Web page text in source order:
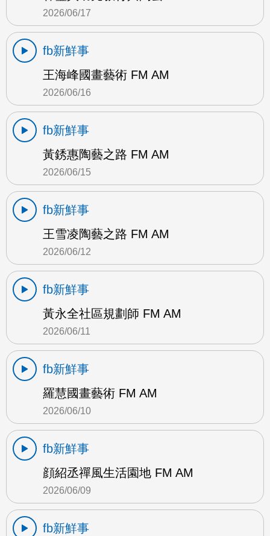
2026/06/17
fb新鮮事
王海峰國畫藝術 FM AM
2026/06/16
fb新鮮事
黃銹惠陶藝之路 FM AM
2026/06/15
fb新鮮事
王雪凌陶藝之路 FM AM
2026/06/12
fb新鮮事
黃永全社區規劃師 FM AM
2026/06/11
fb新鮮事
羅慧國畫藝術 FM AM
2026/06/10
fb新鮮事
顔紹丞禪風生活園地 FM AM
2026/06/09
fb新鮮事